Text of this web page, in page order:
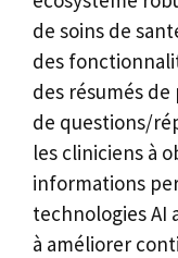
de soins de
des
des résumés
de questions/
les cliniciens à
informations
technologies AI
à améliorer